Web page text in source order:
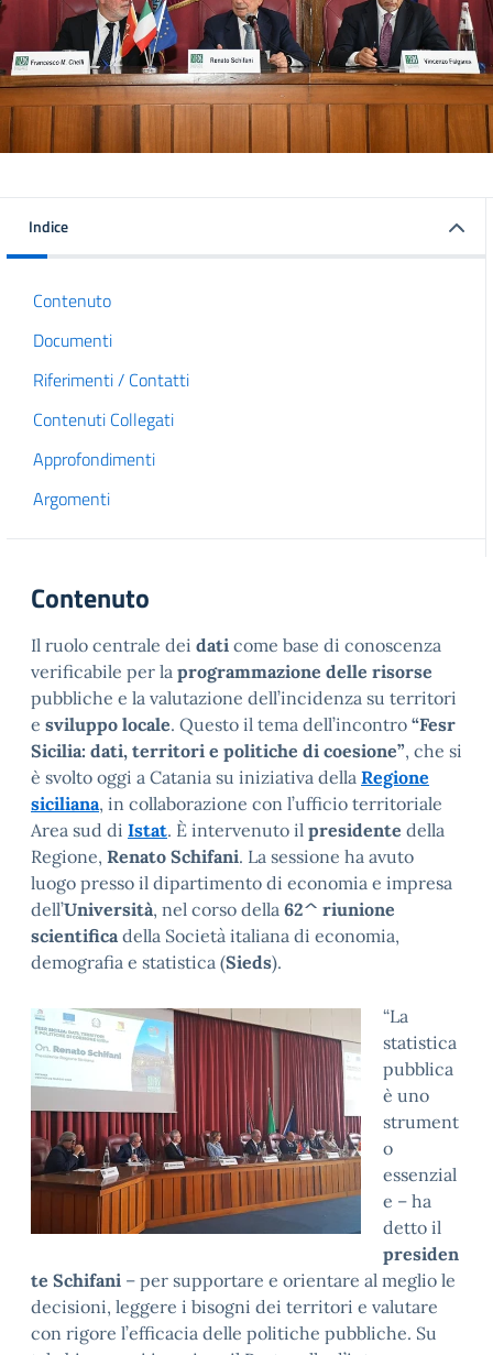
Indice
Contenuto
Documenti
Riferimenti / Contatti
Contenuti Collegati
Approfondimenti
Argomenti
Contenuto
Il ruolo centrale dei dati come base di conoscenza
verificabile per la programmazione delle risorse
pubbliche e la valutazione dell’incidenza su territori
e sviluppo locale. Questo il tema dell’incontro “Fesr
Sicilia: dati, territori e politiche di coesione”, che si
è svolto oggi a Catania su iniziativa della Regione
siciliana, in collaborazione con l’ufficio territoriale
Area sud di Istat. È intervenuto il presidente della
Regione, Renato Schifani. La sessione ha avuto
luogo presso il dipartimento di economia e impresa
dell’Università, nel corso della 62^ riunione
scientifica della Società italiana di economia,
demografia e statistica (Sieds).
“La
statistica
pubblica
è uno
strument
o
essenzial
e – ha
detto il
presiden
te Schifani – per supportare e orientare al meglio le
decisioni, leggere i bisogni dei territori e valutare
con rigore l’efficacia delle politiche pubbliche. Su